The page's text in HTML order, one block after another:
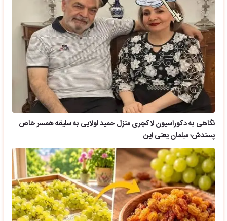
نگاهی به دکوراسیون لاکچری منزل حمید لولایی به سلیقه همسر خاص
پسندش؛ مبلمان یعنی این